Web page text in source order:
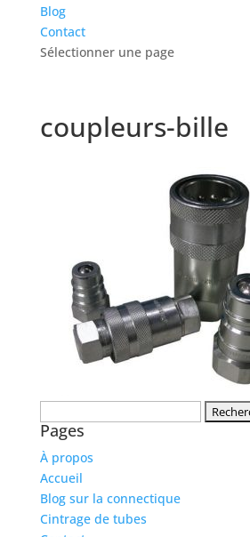
Blog
Contact
Sélectionner une page
coupleurs-bille
Pages
À propos
Accueil
Blog sur la connectique
Cintrage de tubes